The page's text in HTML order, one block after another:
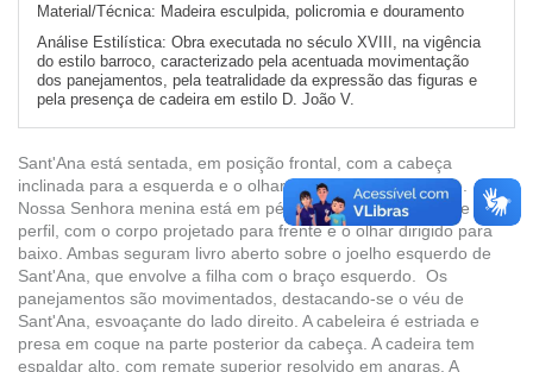
Material/Técnica: Madeira esculpida, policromia e douramento
Análise Estilística: Obra executada no século XVIII, na vigência
do estilo barroco, caracterizado pela acentuada movimentação
dos panejamentos, pela teatralidade da expressão das figuras e
pela presença de cadeira em estilo D. João V.
Sant'Ana está sentada, em posição frontal, com a cabeça
inclinada para a esquerda e o olhar direcionado para baixo.
Nossa Senhora menina está em pé, à esquerda da mãe, de
perfil, com o corpo projetado para frente e o olhar dirigido para
baixo. Ambas seguram livro aberto sobre o joelho esquerdo de
Sant'Ana, que envolve a filha com o braço esquerdo. Os
panejamentos são movimentados, destacando-se o véu de
Sant'Ana, esvoaçante do lado direito. A cabeleira é estriada e
presa em coque na parte posterior da cabeça. A cadeira tem
espaldar alto, com remate superior resolvido em angras. A